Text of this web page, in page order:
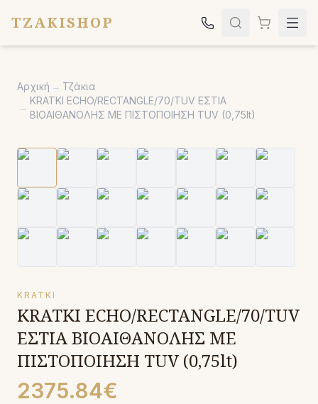
TZAKISHOP
Σόμπες
Ψησταριές
Κήπος
Επικοινωνία
Αρχική → Τζάκια
→
KRATKI ECHO/RECTANGLE/70/TUV ΕΣΤΙΑ
ΒΙΟΑΙΘΑΝΟΛΗΣ ΜΕ ΠΙΣΤΟΠΟΙΗΣΗ TUV (0,75lt)
KRATKI
KRATKI ECHO/RECTANGLE/70/TUV
ΕΣΤΙΑ ΒΙΟΑΙΘΑΝΟΛΗΣ ΜΕ
ΠΙΣΤΟΠΟΙΗΣΗ TUV (0,75lt)
2375.84€